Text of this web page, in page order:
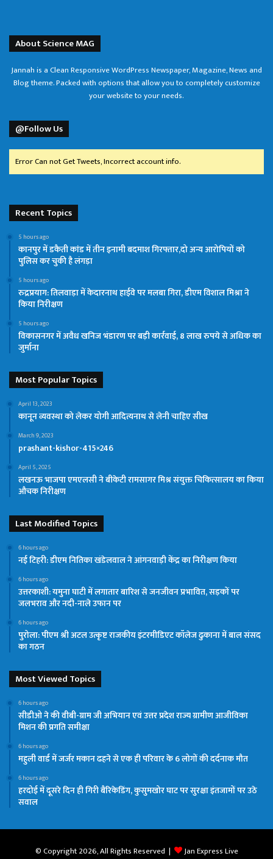
About Science MAG
Jannah is a Clean Responsive WordPress Newspaper, Magazine, News and
Blog theme. Packed with options that allow you to completely customize
your website to your needs.
@Follow Us
Error Can not Get Tweets, Incorrect account info.
Recent Topics
5 hours ago
कानपुर में डकैती कांड में तीन इनामी बदमाश गिरफ्तार,दो अन्य आरोपियों को
पुलिस कर चुकी है लंगड़ा
5 hours ago
रुद्रप्रयाग: तिलवाड़ा में केदारनाथ हाईवे पर मलबा गिरा, डीएम विशाल मिश्रा ने
किया निरीक्षण
5 hours ago
विकासनगर में अवैध खनिज भंडारण पर बड़ी कार्रवाई, 8 लाख रुपये से अधिक का
जुर्माना
Most Popular Topics
April 13, 2023
कानून व्यवस्था को लेकर योगी आदित्यनाथ से लेनी चाहिए सीख
March 9, 2023
prashant-kishor-415×246
April 5, 2025
लखनऊ भाजपा एमएलसी ने बीकेटी रामसागर मिश्र संयुक्त चिकित्सालय का किया
औचक निरीक्षण
Last Modified Topics
6 hours ago
नई टिहरी: डीएम नितिका खंडेलवाल ने आंगनवाड़ी केंद्र का निरीक्षण किया
6 hours ago
उत्तरकाशी: यमुना घाटी में लगातार बारिश से जनजीवन प्रभावित, सड़कों पर
जलभराव और नदी-नाले उफान पर
6 hours ago
पुरोला: पीएम श्री अटल उत्कृष्ट राजकीय इंटरमीडिएट कॉलेज ढुकाना में बाल संसद
का गठन
Most Viewed Topics
6 hours ago
सीडीओ ने की वीबी-ग्राम जी अभियान एवं उत्तर प्रदेश राज्य ग्रामीण आजीविका
मिशन की प्रगति समीक्षा
6 hours ago
महुली वार्ड में जर्जर मकान ढहने से एक ही परिवार के 6 लोगों की दर्दनाक मौत
6 hours ago
हरदोई में दूसरे दिन ही गिरी बैरिकेडिंग, कुसुमखोर घाट पर सुरक्षा इंतजामों पर उठे
सवाल
© Copyright 2026, All Rights Reserved | Jan Express Live